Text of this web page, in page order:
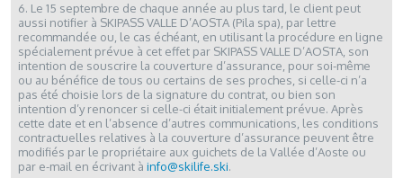
6. Le 15 septembre de chaque année au plus tard, le client peut
aussi notifier à SKIPASS VALLE D’AOSTA (Pila spa), par lettre
recommandée ou, le cas échéant, en utilisant la procédure en ligne
spécialement prévue à cet effet par SKIPASS VALLE D’AOSTA, son
intention de souscrire la couverture d’assurance, pour soi-même
ou au bénéfice de tous ou certains de ses proches, si celle-ci n’a
pas été choisie lors de la signature du contrat, ou bien son
intention d’y renoncer si celle-ci était initialement prévue. Après
cette date et en l’absence d’autres communications, les conditions
contractuelles relatives à la couverture d’assurance peuvent être
modifiés par le propriétaire aux guichets de la Vallée d’Aoste ou
par e-mail en écrivant à info@skilife.ski.